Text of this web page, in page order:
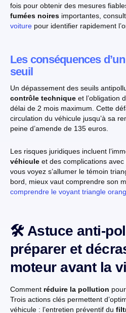
fois pour obtenir des mesures
fumées noires importantes,
voiture pour identifier rapidement
Les conséquences
seuil
Un dépassement des seuils
contrôle technique et l’obligation
délai de 2 mois maximum. Cette
circulation du véhicule jusqu’à sa
peine d’amende de 135 euros.
Les risques juridiques incluent
véhicule et des complications avec
vous voyez s’allumer le témoin
bord, mieux vaut comprendre son
comprendre le voyant triangle
🛠️ Astuce anti-
préparer et
moteur avant la
Comment réduire la pollution
Trois actions clés permettent
véhicule : l’entretien préventif du